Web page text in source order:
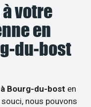
votre
en
du-bost
Bourg-du-bost en
nous pouvons